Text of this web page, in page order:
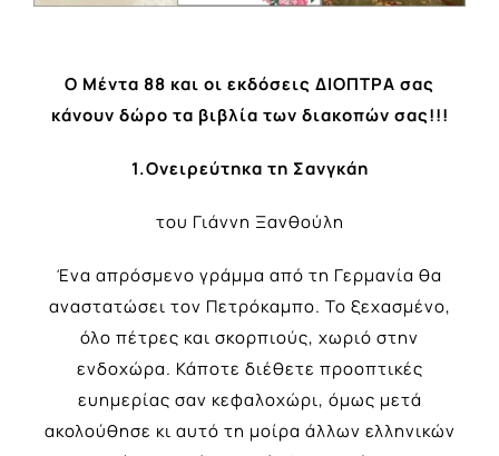
Ο Μέντα 88 και οι εκδόσεις ΔΙΟΠΤΡΑ σας
κάνουν δώρο τα βιβλία των διακοπών σας!!!
1.Ονειρεύτηκα τη Σανγκάη
του Γιάννη Ξανθούλη
Ένα απρόσμενο γράμμα από τη Γερμανία θα
αναστατώσει τον Πετρόκαμπο. Το ξεχασμένο,
όλο πέτρες και σκορπιούς, χωριό στην
ενδοχώρα. Κάποτε διέθετε προοπτικές
ευημερίας σαν κεφαλοχώρι, όμως μετά
ακολούθησε κι αυτό τη μοίρα άλλων ελληνικών